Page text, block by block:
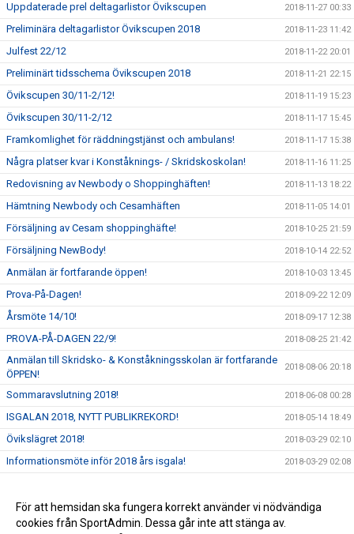
Uppdaterade prel deltagarlistor Övikscupen 2018-11-27 00:33
Preliminära deltagarlistor Övikscupen 2018 2018-11-23 11:42
Julfest 22/12 2018-11-22 20:01
Preliminärt tidsschema Övikscupen 2018 2018-11-21 22:15
Övikscupen 30/11-2/12! 2018-11-19 15:23
Övikscupen 30/11-2/12 2018-11-17 15:45
Framkomlighet för räddningstjänst och ambulans! 2018-11-17 15:38
Några platser kvar i Konståknings- / Skridskoskolan! 2018-11-16 11:25
Redovisning av Newbody o Shoppinghäften! 2018-11-13 18:22
Hämtning Newbody och Cesamhäften 2018-11-05 14:01
Försäljning av Cesam shoppinghäfte! 2018-10-25 21:59
Försäljning NewBody! 2018-10-14 22:52
Anmälan är fortfarande öppen! 2018-10-03 13:45
Prova-På-Dagen! 2018-09-22 12:09
Årsmöte 14/10! 2018-09-17 12:38
PROVA-PÅ-DAGEN 22/9! 2018-08-25 21:42
Anmälan till Skridsko- & Konståkningsskolan är fortfarande
ÖPPEN!
2018-08-06 20:18
Sommaravslutning 2018! 2018-06-08 00:28
ISGALAN 2018, NYTT PUBLIKREKORD! 2018-05-14 18:49
Övikslägret 2018! 2018-03-29 02:10
Informationsmöte inför 2018 års isgala! 2018-03-29 02:08
Resultat höga kusten cupen 2018 2018-02-15 16:50
Övikslägret 2018! 2018-02-15 16:49
För att hemsidan ska fungera korrekt använder vi nödvändiga
cookies från SportAdmin. Dessa går inte att stänga av.